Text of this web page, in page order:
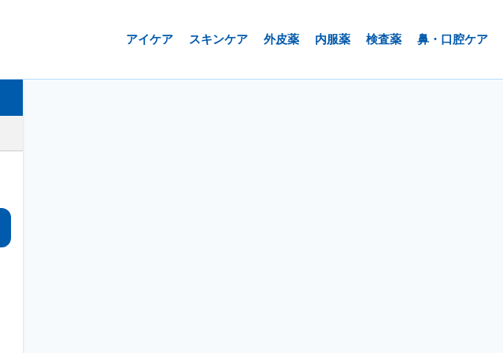
アイケア スキンケア 外皮薬 内服薬 検査薬 鼻・口腔ケア